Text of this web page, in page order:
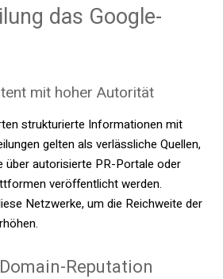
das Google-
mit hoher Autorität
strukturierte Informationen mit
gelten als verlässliche Quellen,
über autorisierte PR-Portale oder
veröffentlicht werden.
Netzwerke, um die Reichweite der
Reputation